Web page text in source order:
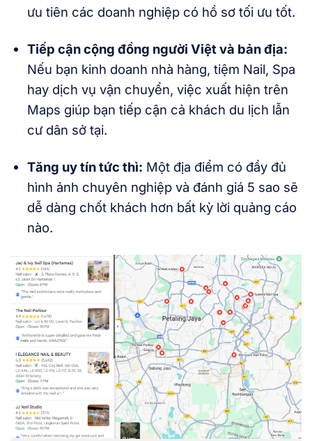
ưu tiên các doanh nghiệp có hồ sơ tối ưu tốt.
Tiếp cận cộng đồng người Việt và bản địa:
Nếu bạn kinh doanh nhà hàng, tiệm Nail, Spa
hay dịch vụ vận chuyển, việc xuất hiện trên
Maps giúp bạn tiếp cận cả khách du lịch lẫn
cư dân sở tại.
Tăng uy tín tức thì: Một địa điểm có đầy đủ
hình ảnh chuyên nghiệp và đánh giá 5 sao sẽ
dễ dàng chốt khách hơn bất kỳ lời quảng cáo
nào.